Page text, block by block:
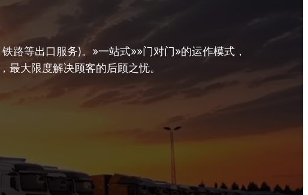
路等出口服务)。»一站式»»门对门»的运作模式，
大限度解决顾客的后顾之忧。